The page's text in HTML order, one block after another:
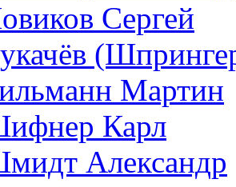
Сергей
Мартин
Карл
Александр